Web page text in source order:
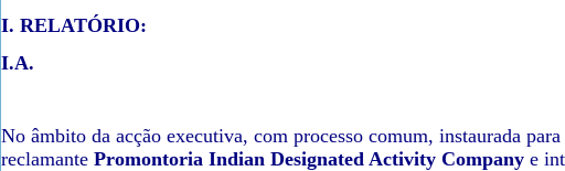
I. RELATÓRIO:
I.A.
No âmbito da acção executiva, com processo comum, instaurada
reclamante Promontoria Indian Designated Activity Company e